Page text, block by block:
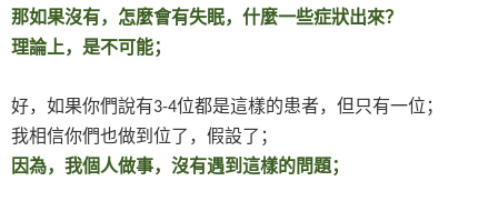
那如果沒有，怎麼會有失眠，什麼一些症狀出來？
理論上，是不可能；
好，如果你們說有3-4位都是這樣的患者，但只有一位；
我相信你們也做到位了，假設了；
因為，我個人做事，沒有遇到這樣的問題；